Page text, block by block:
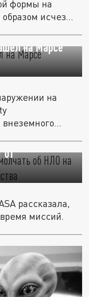
формы на
исчез...
на Марсе
на
молчать об
от
рассказала,
миссий.